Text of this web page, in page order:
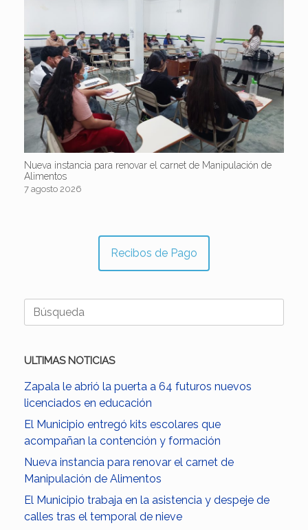
Nueva instancia para renovar el carnet de Manipulación de
Alimentos
7 agosto 2026
Recibos de Pago
Buscar:
ULTIMAS NOTICIAS
Zapala le abrió la puerta a 64 futuros nuevos
licenciados en educación
El Municipio entregó kits escolares que
acompañan la contención y formación
Nueva instancia para renovar el carnet de
Manipulación de Alimentos
El Municipio trabaja en la asistencia y despeje de
calles tras el temporal de nieve